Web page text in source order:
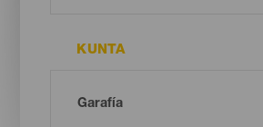
KUNTA